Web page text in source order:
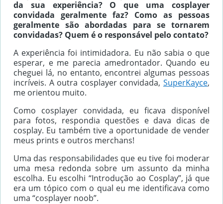
da sua experiência? O que uma cosplayer
convidada geralmente faz? Como as pessoas
geralmente são abordadas para se tornarem
convidadas? Quem é o responsável pelo contato?
A experiência foi intimidadora. Eu não sabia o que
esperar, e me parecia amedrontador. Quando eu
cheguei lá, no entanto, encontrei algumas pessoas
incríveis. A outra cosplayer convidada, SuperKayce,
me orientou muito.
Como cosplayer convidada, eu ficava disponível
para fotos, respondia questões e dava dicas de
cosplay. Eu também tive a oportunidade de vender
meus prints e outros merchans!
Uma das responsabilidades que eu tive foi moderar
uma mesa redonda sobre um assunto da minha
escolha. Eu escolhi “Introdução ao Cosplay”, já que
era um tópico com o qual eu me identificava como
uma “cosplayer noob”.